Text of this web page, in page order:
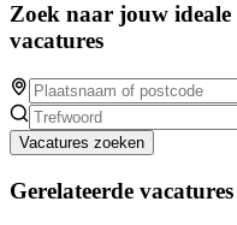
Zoek naar jouw
vacatures
Vacatures zoeken
Gerelateerde vacatures